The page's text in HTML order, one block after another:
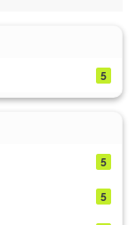
5
5
5